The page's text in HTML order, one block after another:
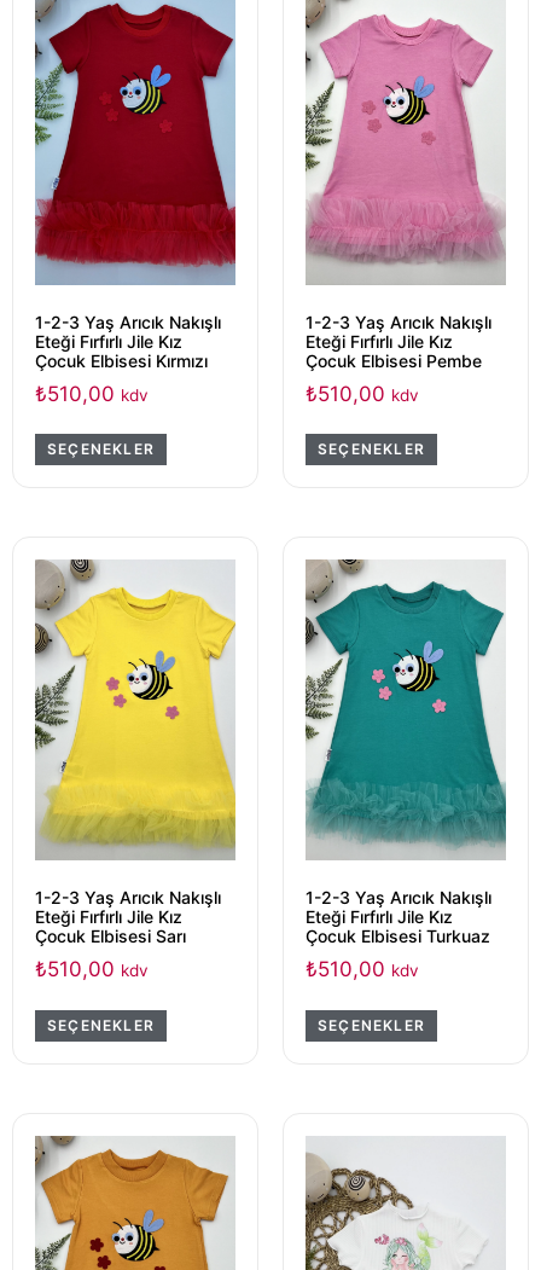
1-2-3 Yaş Arıcık Nakışlı
Eteği Fırfırlı Jile Kız
Çocuk Elbisesi Kırmızı
₺510,00 kdv
SEÇENEKLER
1-2-3 Yaş Arıcık Nakışlı
Eteği Fırfırlı Jile Kız
Çocuk Elbisesi Pembe
₺510,00 kdv
SEÇENEKLER
1-2-3 Yaş Arıcık Nakışlı
Eteği Fırfırlı Jile Kız
Çocuk Elbisesi Sarı
₺510,00 kdv
SEÇENEKLER
1-2-3 Yaş Arıcık Nakışlı
Eteği Fırfırlı Jile Kız
Çocuk Elbisesi Turkuaz
₺510,00 kdv
SEÇENEKLER